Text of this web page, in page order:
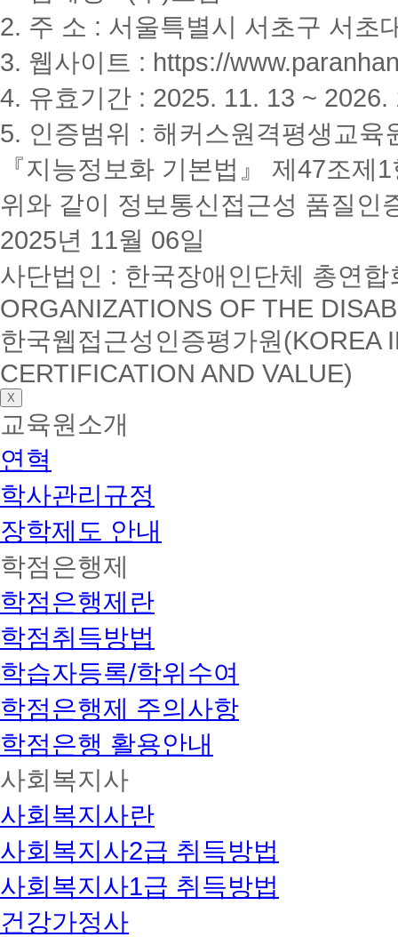
2. 주 소 : 서울특별시 서초구 서초
3. 웹사이트 : https://
4. 유효기간 : 2025. 11. 13 ~ 2026.
5. 인증범위 : 해커스원격평생교육
『지능정보화 기본법』 제47조
위와 같이 정보통신접근성 품질인
2025년 11월 06일
사단법인 : 한국장애인단체 총연
ORGANIZATIONS OF THE
한국웹접근성인증평가원(KOREA
CERTIFICATION AND VALUE)
X
교육원소개
연혁
학사관리규정
장학제도 안내
학점은행제
학점은행제란
학점취득방법
학습자등록/학위수여
학점은행제 주의사항
학점은행 활용안내
사회복지사
사회복지사란
사회복지사2급 취득방법
사회복지사1급 취득방법
건강가정사